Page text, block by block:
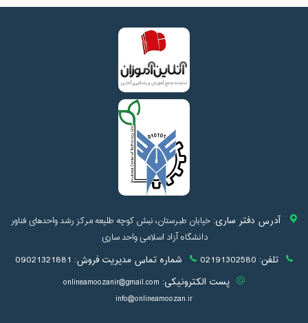
آدرس دفتر ساری:خیابان طبرستان، نبش کوچه طلیعه مرکز رشد واحدهای فناور
دانشگاه آزاد اسلامی واحد ساری
تلفن: 02191302580 شماره تماس مدیریت فروش: 09021321881
پست الکترونیکی: onlineamoozanir@gmail.com
info@onlineamoozan.ir